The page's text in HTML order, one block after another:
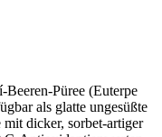
Beeren-Püree (Euterpe
als glatte ungesüßte
dicker, sorbet-artiger